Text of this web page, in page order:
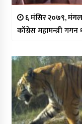
६ मंसिर २०७९,
काँग्रेस महामन्त्री गगन